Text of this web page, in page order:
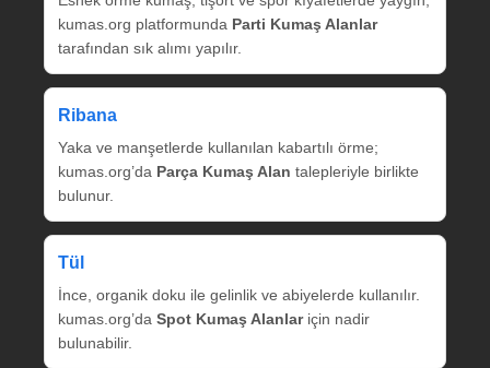
kumas.org platformunda Parti Kumaş Alanlar
tarafından sık alımı yapılır.
Ribana
Yaka ve manşetlerde kullanılan kabartılı örme;
kumas.org’da Parça Kumaş Alan talepleriyle birlikte
bulunur.
Tül
İnce, organik doku ile gelinlik ve abiyelerde kullanılır.
kumas.org’da Spot Kumaş Alanlariçin nadir
bulunabilir.